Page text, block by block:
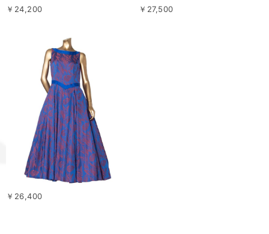
￥24,200 ￥27,500
￥26,400